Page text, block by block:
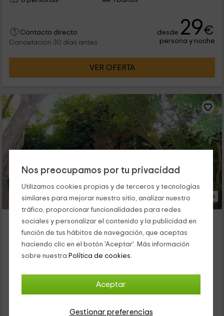
Nos preocupamos por tu privacidad
Utilizamos cookies propias y de terceros y tecnologías
similares para mejorar nuestro sitio, analizar nuestro
tráfico, proporcionar funcionalidades para redes
sociales y personalizar el contenido y la publicidad en
función de tus hábitos de navegación, que aceptas
haciendo clic en el botón 'Aceptar'. Más información
sobre nuestra Política de cookies.
Aceptar
Gestionar preferencias
Contacto directo
Cancelación 30 días antes
desde 29€
persona y noche
VER OFERTA
17 Fotos
Villa Carmen Masía Rural - Habitaciones
Alojamiento ubicado a 4.1km de Coves Llorito
Alcanar, Tarragona
0 opiniones
5 baños
Contacto directo